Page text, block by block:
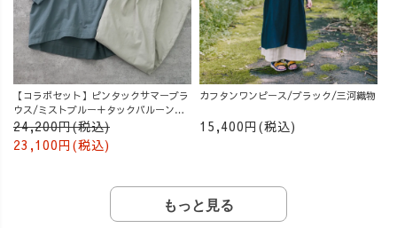
【コラボセット】ピンタックサマーブラ
ウス/ミストブルー＋タックバルーンパ
ンツ/グレージュ
24,200円(税込)
23,100円(税込)
カフタンワンピース/ブラック/三河織物
15,400円(税込)
もっと見る